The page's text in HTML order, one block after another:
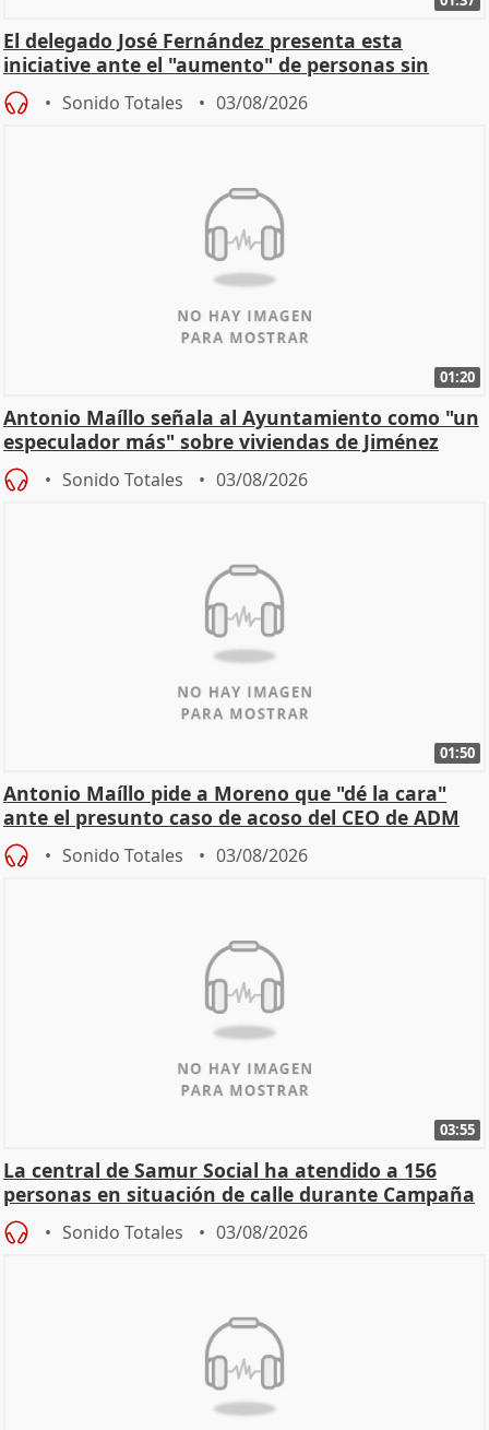
El delegado José Fernández presenta esta
iniciative ante el "aumento" de personas sin
hogar en Madri
Sonido Totales 03/08/2026
01:20
Antonio Maíllo señala al Ayuntamiento como "un
especulador más" sobre viviendas de Jiménez
Becerril
Sonido Totales 03/08/2026
01:50
Antonio Maíllo pide a Moreno que "dé la cara"
ante el presunto caso de acoso del CEO de ADM
Sonido Totales 03/08/2026
03:55
La central de Samur Social ha atendido a 156
personas en situación de calle durante Campaña
de Calor
Sonido Totales 03/08/2026